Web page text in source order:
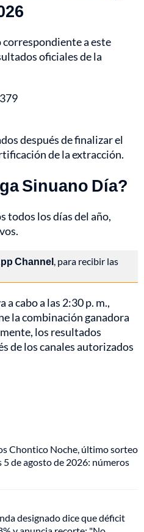
correspondiente a este
oficiales de la
después de finalizar el
de la extracción.
Sinuano Día?
todos los días del año,
Channel, para recibir las
a cabo a las 2:30 p. m.,
la combinación ganadora
los resultados
de los canales autorizados
Chontico Noche, último sorteo
5 de agosto de 2026: números
designado dice que déficit